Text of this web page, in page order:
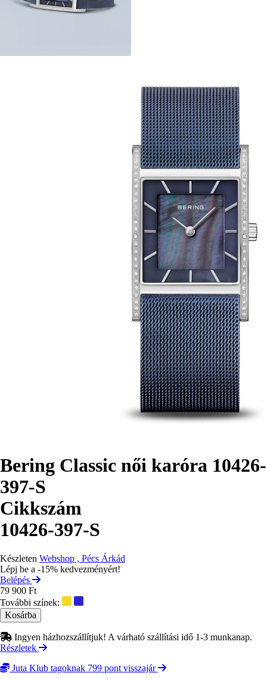
Bering Classic női karóra 10426-
397-S
Cikkszám
10426-397-S
Készleten Webshop , Pécs Árkád
Lépj be a -15% kedvezményért!
Belépés
79 900 Ft
További színek:
Ingyen házhozszállítjuk! A várható szállítási idő 1-3 munkanap.
Részletek
Juta Klub tagoknak 799 pont visszajár